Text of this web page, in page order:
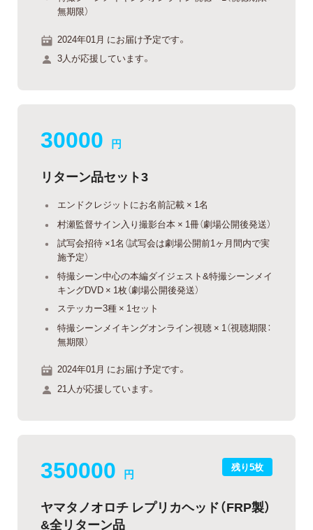
無期限）
2024年01月 にお届け予定です。
3人が応援しています。
30000 円
リターン品セット3
エンドクレジットにお名前記載 × 1名
村瀬監督サイン入り撮影台本 × 1冊（劇場公開後発送）
試写会招待 ×1名（試写会は劇場公開前1ヶ月間内で実
施予定）
特撮シーン中心の本編ダイジェスト&特撮シーンメイ
キングDVD × 1枚（劇場公開後発送）
ステッカー3種 × 1セット
特撮シーンメイキングオンライン視聴 × 1（視聴期限：
無期限）
2024年01月 にお届け予定です。
21人が応援しています。
残り5枚
350000 円
ヤマタノオロチ レプリカヘッド（FRP製）
&全リターン品